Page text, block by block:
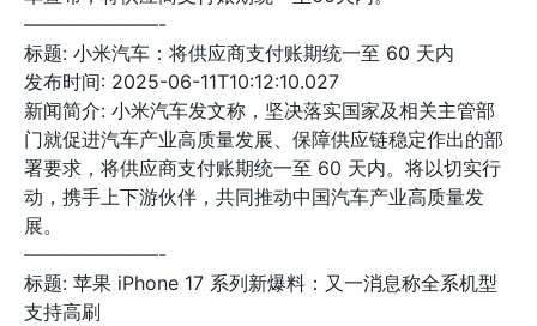
———————-
标题: 小米汽车：将供应商支付账期统一至 60 天内
发布时间: 2025-06-11T10:12:10.027
新闻简介: 小米汽车发文称，坚决落实国家及相关主管部
门就促进汽车产业高质量发展、保障供应链稳定作出的部
署要求，将供应商支付账期统一至 60 天内。将以切实行
动，携手上下游伙伴，共同推动中国汽车产业高质量发
展。
———————-
标题: 苹果 iPhone 17 系列新爆料：又一消息称全系机型
支持高刷